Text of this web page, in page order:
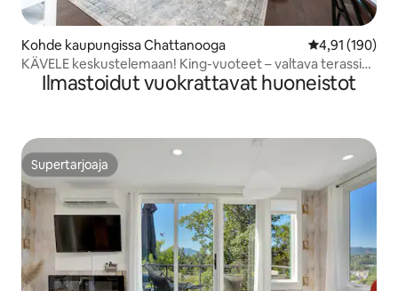
Kohde kaupungissa Chattanooga
4,91 (190)
KÄVELE keskustelemaan! King-vuoteet – valtava terassi
NÄKÖALOILLA
Ilmastoidut vuokrattavat huoneistot
Supertarjoaja
Supertarjoaja